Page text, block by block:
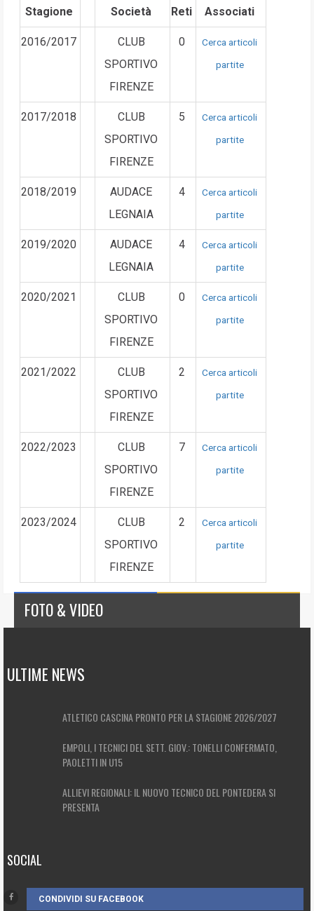
Stagione Società Reti
Associati
2016/2017
CLUB
SPORTIVO
FIRENZE
0
Cerca articoli
partite
2017/2018
CLUB
SPORTIVO
FIRENZE
5
Cerca articoli
partite
2018/2019
AUDACE
LEGNAIA
4
Cerca articoli
partite
2019/2020
AUDACE
LEGNAIA
4
Cerca articoli
partite
2020/2021
CLUB
SPORTIVO
FIRENZE
0
Cerca articoli
partite
2021/2022
CLUB
SPORTIVO
FIRENZE
2
Cerca articoli
partite
2022/2023
CLUB
SPORTIVO
FIRENZE
7
Cerca articoli
partite
2023/2024
CLUB
SPORTIVO
FIRENZE
2
Cerca articoli
partite
FOTO & VIDEO
ULTIME NEWS
ATLETICO CASCINA PRONTO PER LA STAGIONE 2026/2027
EMPOLI, I TECNICI DEL SETT. GIOV.: TONELLI CONFERMATO,
PAOLETTI IN U15
ALLIEVI REGIONALI: IL NUOVO TECNICO DEL PONTEDERA SI
PRESENTA
SOCIAL
CONDIVIDI SU FACEBOOK